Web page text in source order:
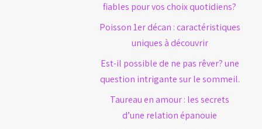
fiables pour vos choix quotidiens?
Poisson 1er décan : caractéristiques
uniques à découvrir
Est-il possible de ne pas rêver? une
question intrigante sur le sommeil.
Taureau en amour : les secrets
d’une relation épanouie